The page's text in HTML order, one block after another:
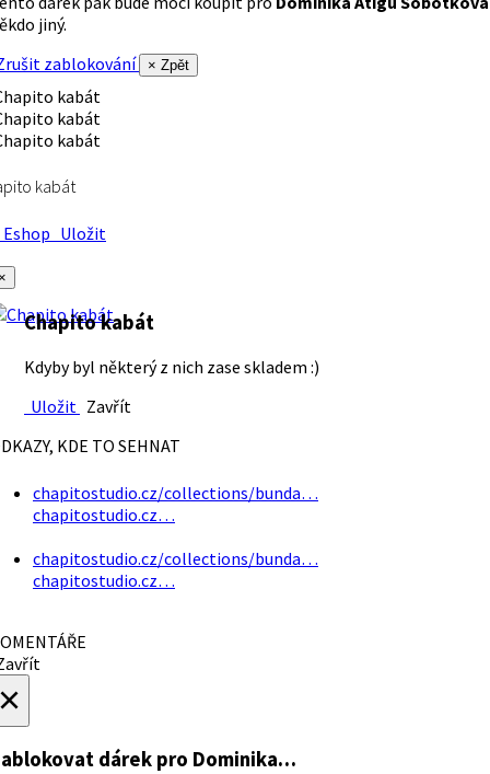
jiný.
zablokování
× Zpět
kabát
Uložit
Chapito kabát
Kdyby byl některý z nich zase skladem :)
Uložit Zavřít
KDE TO SEHNAT
chapitostudio.cz/collections/bunda…
chapitostudio.cz…
chapitostudio.cz/collections/bunda…
chapitostudio.cz…
dárek pro Dominika…